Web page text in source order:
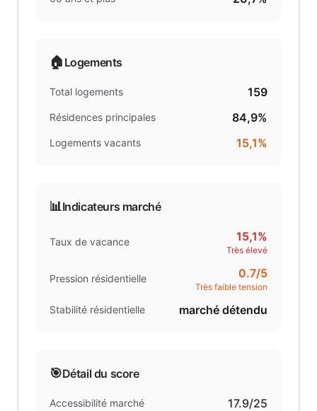
🏠 Logements
Total logements 159
Résidences principales 84,9%
Logements vacants 15,1%
📊Indicateurs marché
Taux de vacance 15,1%
Très élevé
Pression résidentielle 0.7/5
Très faible tension
Stabilité résidentielle marché détendu
🎯Détail du score
Accessibilité marché 17.9/25